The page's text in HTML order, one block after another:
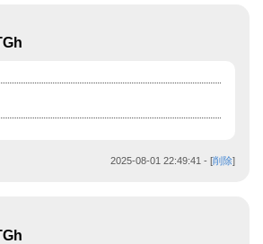
2025-08-01 22:49:41 - [削除]